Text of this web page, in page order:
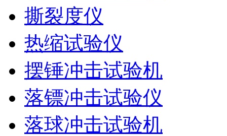
撕裂度仪
热缩试验仪
摆锤冲击试验机
落镖冲击试验仪
落球冲击试验机